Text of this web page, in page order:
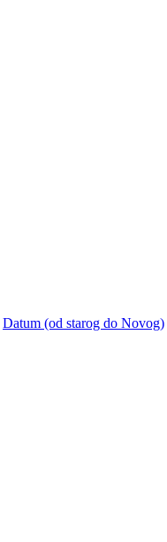
Datum (od starog do Novog)